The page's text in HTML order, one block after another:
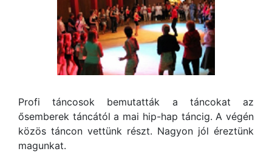
Profi táncosok bemutatták a táncokat az
ősemberek táncától a mai hip-hap táncig. A végén
közös táncon vettünk részt. Nagyon jól éreztünk
magunkat.